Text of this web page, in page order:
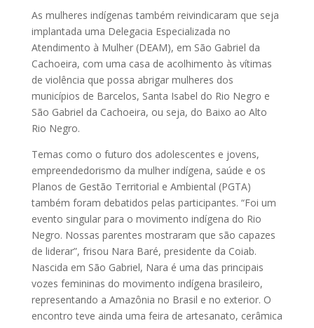
As mulheres indígenas também reivindicaram que seja
implantada uma Delegacia Especializada no
Atendimento à Mulher (DEAM), em São Gabriel da
Cachoeira, com uma casa de acolhimento às vítimas
de violência que possa abrigar mulheres dos
municípios de Barcelos, Santa Isabel do Rio Negro e
São Gabriel da Cachoeira, ou seja, do Baixo ao Alto
Rio Negro.
Temas como o futuro dos adolescentes e jovens,
empreendedorismo da mulher indígena, saúde e os
Planos de Gestão Territorial e Ambiental (PGTA)
também foram debatidos pelas participantes. “Foi um
evento singular para o movimento indígena do Rio
Negro. Nossas parentes mostraram que são capazes
de liderar”, frisou Nara Baré, presidente da Coiab.
Nascida em São Gabriel, Nara é uma das principais
vozes femininas do movimento indígena brasileiro,
representando a Amazônia no Brasil e no exterior. O
encontro teve ainda uma feira de artesanato, cerâmica